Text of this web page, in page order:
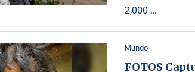
2,000 …
Mundo
FOTOS